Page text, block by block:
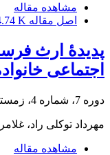
مشاهده مقاله
اصل مقاله K
پدیدۀ ارث
اجتماعی
دوره 7، شماره 4، زمستان 1397، صفحه
مهرداد توکلی راد،
مشاهده مقاله